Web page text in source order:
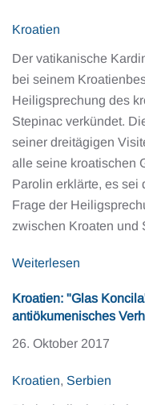
Kroatien
Der vatikanische
bei seinem
Heiligsprechung des
Stepinac verkündet.
seiner dreitägigen
alle seine kroatischen
Parolin erklärte, es sei
Frage der
zwischen Kroaten und
Weiterlesen
Kroatien: "Glas
antiökumenisches
26. Oktober 2017
Kroatien, Serbien